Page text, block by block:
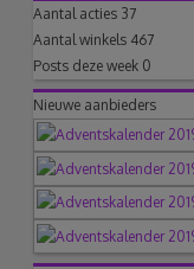
Aantal acties 37
Aantal winkels 467
Posts deze week 0
Nieuwe aanbieders